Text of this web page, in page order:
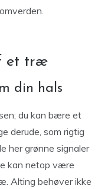
et træ
din hals
du kan bære et
derude, som rigtig
her grønne signaler
kan netop være
Alting behøver ikke